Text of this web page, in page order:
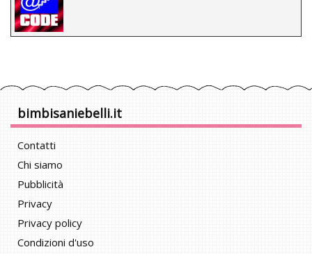
bimbisaniebelli.it
Contatti
Chi siamo
Pubblicità
Privacy
Privacy policy
Condizioni d'uso